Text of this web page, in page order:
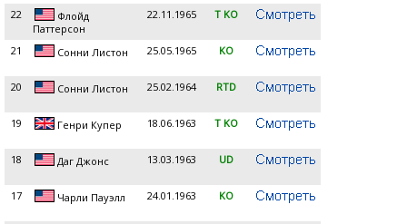
22
Флойд
Паттерсон
22.11.1965 T KO
21 Сонни Листон 25.05.1965 KO
20 Сонни Листон 25.02.1964 RTD
19 Генри Купер 18.06.1963 T KO
18 Даг Джонс 13.03.1963 UD
17 Чарли Пауэлл 24.01.1963 KO